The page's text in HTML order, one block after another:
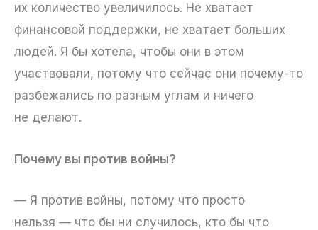
их количество увеличилось. Не хватает
финансовой поддержки, не хватает больших
людей. Я бы хотела, чтобы они в этом
участвовали, потому что сейчас они почему-то
разбежались по разным углам и ничего
не делают.
Почему вы против войны?
— Я против войны, потому что просто
нельзя — что бы ни случилось, кто бы что